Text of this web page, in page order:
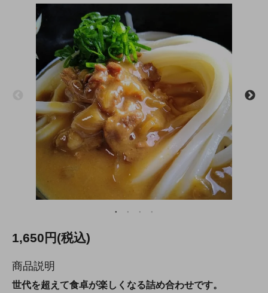
1,650円(税込)
商品説明
世代を超えて食卓が楽しくなる詰め合わせです。